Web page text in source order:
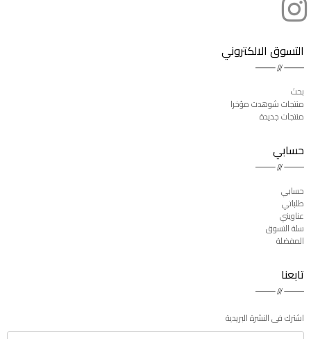
التسوق الالكتروني
بحث
منتجات شوهدت مؤخرا
منتجات جديدة
حسابي
حسابي
طلباتي
عناويني
سلة التسوق
المفضلة
تابعنا
اشترك فى النشرة البريدية